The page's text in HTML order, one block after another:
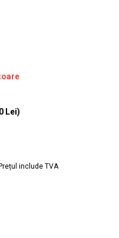
Lei)
include TVA